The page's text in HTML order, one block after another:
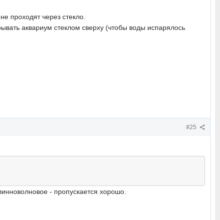
проходят через стекло.
аквариум стеклом сверху (чтобы воды испарялось
#25
- пропускается хорошо.